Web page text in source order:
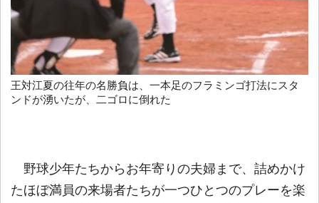
王対江夏の往年の名勝負は、一本足のフラミンゴ打法にスタ
ンドが湧いたが、二ゴロに倒れた
野球少年たちからお年寄りの夫婦まで、詰めかけ
たほぼ満員の来場者たちが一つひとつのプレーを楽